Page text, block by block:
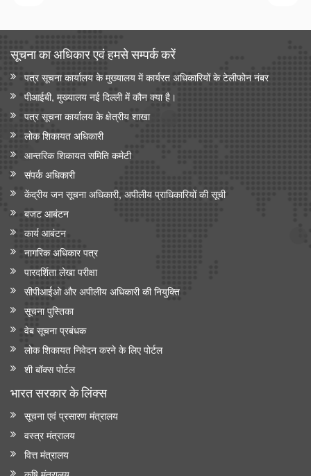
सूचना का अधिकार एवं हमसे सम्‍पर्क करें
पत्र सूचना कार्यालय के मुख्यालय में कार्यरत अधिकारियों के टेलीफोन नंबर
पीआईबी, मुख्यालय नई दिल्ली में कौन क्या है।
पत्र सूचना कार्यालय के क्षेत्रीय शाखा
लोक शिकायत अधिकारी
आन्‍तरिक शिकायत समिति कमेटी
संपर्क अधिकारी
केंद्रीय जन सूचना अधिकारी, अपीलीय प्राधिकारियों की सूची
बजट आबंटन
कार्य आबंटन
नागरिक अधिकार पत्र
पारदर्शिता लेखा परीक्षा
सीपीआईओ और अपी‍लीय अधिकारी की नियुक्ति
सूचना पुस्तिका
वेब सूचना प्रबंधक
लोक शिकायत निवेदन करने के लिए पोर्टल
शी बॉक्स पोर्टल
भारत सरकार के लिंक्‍स
सूचना एवं प्रसारण मंत्रालय
वस्त्र मंत्रालय
वित्त मंत्रालय